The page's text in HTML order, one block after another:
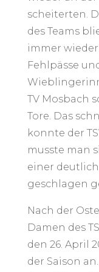
scheiterten.
des Teams
immer
Fehlpässe
TV Mosbach
Tore. Das
konnte der
musste man
einer
geschlagen
Nach der
Damen des
den 26. April
der Saison